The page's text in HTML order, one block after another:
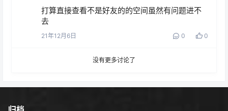
打算直接查看不是好友的的空间虽然有问题进不
去
21年12月6日 0 0
没有更多讨论了